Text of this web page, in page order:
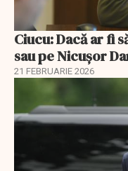
Ciucu: Dacă ar fi
sau pe Nicușor
21 FEBRUARIE 2026